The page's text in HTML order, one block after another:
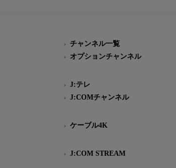
チャンネル一覧
オプションチャンネル
J:テレ
J:COMチャンネル
ケーブル4K
J:COM STREAM